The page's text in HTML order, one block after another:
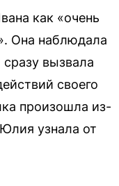
как «очень
Она наблюдала
вызвала
своего
произошла из-
узнала от